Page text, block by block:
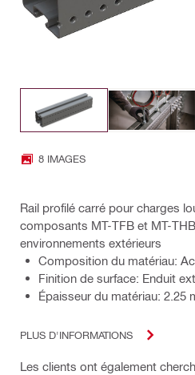
8 IMAGES
Rail profilé carré pour charges
composants MT-TFB et MT-
environnements extérieurs
Composition du matériau:
Finition de surface: Enduit
Épaisseur du matériau: 2.25
PLUS D'INFORMATIONS
Les clients ont également